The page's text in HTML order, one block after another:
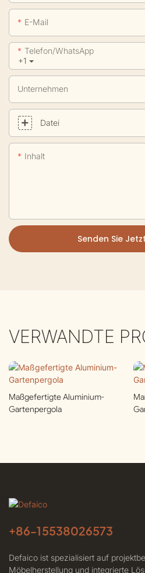
E-Mail
+1
Telefon/WhatsApp
Unternehmen
Datei
Inhalt
Senden Sie
VERWANDTE
Maßgefertigte Aluminium-
Gartenpergola
+86-15538026573
Defaico ist spezialisiert auf
Möbelherstellung und integrierte